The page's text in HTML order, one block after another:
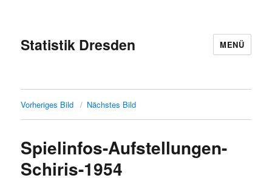
Statistik Dresden MENÜ
Vorheriges Bild Nächstes Bild
Spielinfos-Aufstellungen-
Schiris-1954